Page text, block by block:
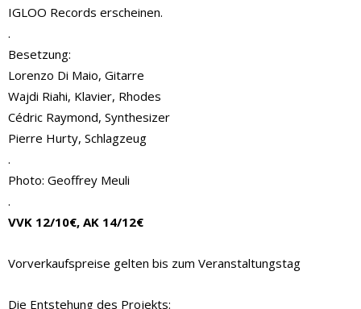
IGLOO Records erscheinen.
.
Besetzung:
Lorenzo Di Maio, Gitarre
Wajdi Riahi, Klavier, Rhodes
Cédric Raymond, Synthesizer
Pierre Hurty, Schlagzeug
.
Photo: Geoffrey Meuli
.
VVK 12/10€, AK 14/12€
Vorverkaufspreise gelten bis zum Veranstaltungstag
Die Entstehung des Projekts: